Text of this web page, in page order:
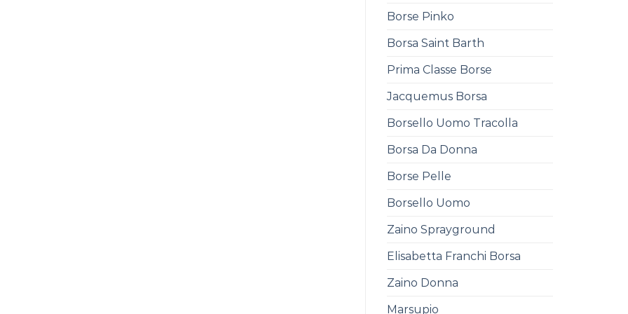
Borse Pinko
Borsa Saint Barth
Prima Classe Borse
Jacquemus Borsa
Borsello Uomo Tracolla
Borsa Da Donna
Borse Pelle
Borsello Uomo
Zaino Sprayground
Elisabetta Franchi Borsa
Zaino Donna
Marsupio